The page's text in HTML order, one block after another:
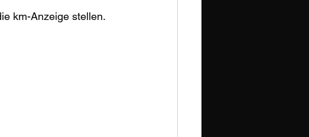
km-Anzeige stellen.